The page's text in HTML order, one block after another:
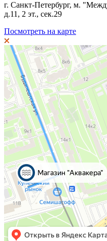
г. Санкт-Петербург, м.
д.11, 2 эт., сек.29
Посмотреть на карте